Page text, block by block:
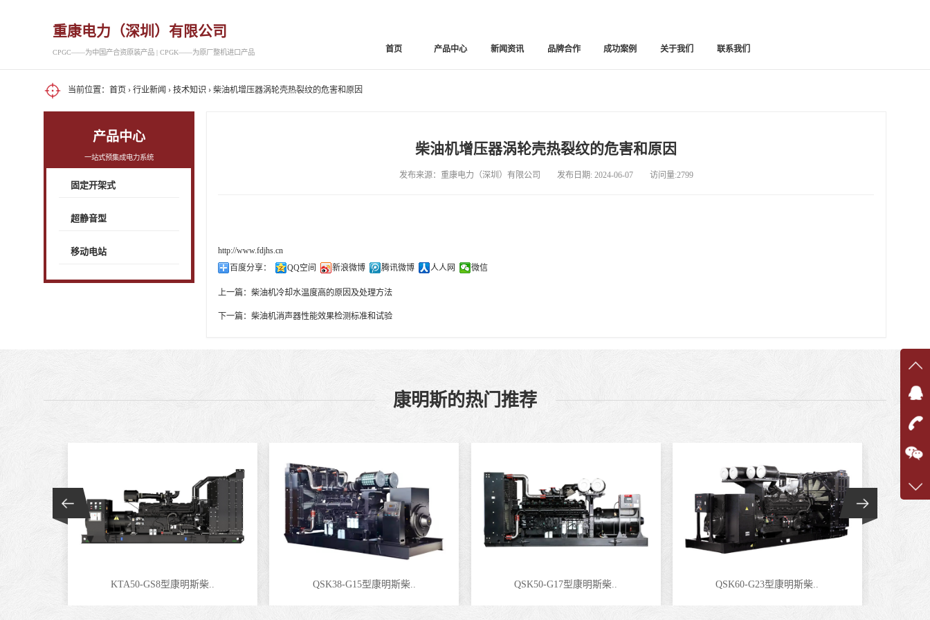
重康电力（深圳）有限公司
CPGC——为中国产合资原装产品 | CPGK——为原厂整机进口产品 首页 产品中心 新闻资讯 品牌合作 成功案例 关于我们 联系我们
当前位置： 首页 › 行业新闻 › 技术知识 › 柴油机增压器涡轮壳热裂纹的危害和原因
产品中心
一站式预集成电力系统
固定开架式
超静音型
移动电站
柴油机增压器涡轮壳热裂纹的危害和原因
发布来源：重康电力（深圳）有限公司 发布日期: 2024-06-07 访问量:2799
http://www.fdjhs.cn
百度分享：
QQ空间 新浪微博 腾讯微博 人人网 微信
上一篇：柴油机冷却水温度高的原因及处理方法
下一篇：柴油机消声器性能效果检测标准和试验
康明斯的热门推荐
KTA50-GS8型康明斯柴.. QSK38-G15型康明斯柴.. QSK50-G17型康明斯柴.. QSK60-G23型康明斯柴..
在线
在
咨询
客服